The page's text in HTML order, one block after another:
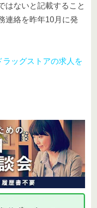
はないと記載すること
連絡を昨年10月に発
ラッグストアの求人を